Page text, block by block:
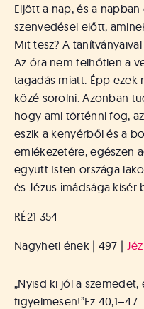
Eljött a nap, és a
szenvedései előtt,
Mit tesz? A
Az óra nem felhőtlen a
tagadás miatt. Épp
közé sorolni. Azonban
hogy ami történni fog,
eszik a kenyérből és a
emlékezetére, egészen
együtt Isten országa
és Jézus imádsága kísér
RÉ21 354
Nagyheti ének | 497 |
„Nyisd ki jól a
figyelmesen!”Ez 40,1–47